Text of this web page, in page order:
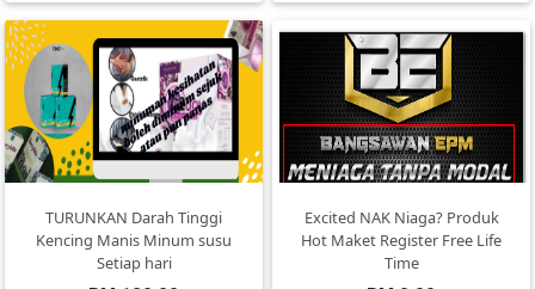
TURUNKAN Darah Tinggi
Kencing Manis Minum susu
Setiap hari
Excited NAK Niaga? Produk
Hot Maket Register Free Life
Time
KENDERAAN(6)
ELEKTRONIK(5)
SUKAN/HOBI(2)